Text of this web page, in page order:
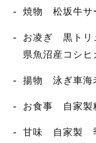
焼物 松坂牛サ
お凌ぎ 黒トリ
県魚沼産コシヒ
揚物 泳ぎ車海
お食事 自家製
甘味 自家製